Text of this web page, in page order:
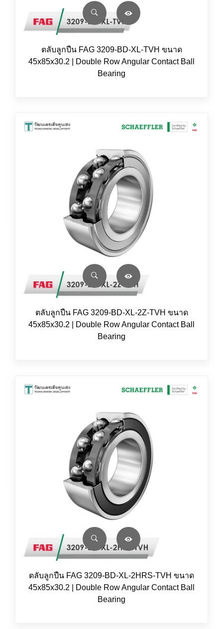
ตลับลูกปืน FAG 3209-BD-XL-TVH ขนาด
45x85x30.2 | Double Row Angular Contact Ball
Bearing
ตลับลูกปืน FAG 3209-BD-XL-2Z-TVH ขนาด
45x85x30.2 | Double Row Angular Contact Ball
Bearing
ตลับลูกปืน FAG 3209-BD-XL-2HRS-TVH ขนาด
45x85x30.2 | Double Row Angular Contact Ball
Bearing